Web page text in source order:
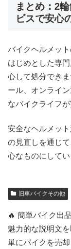
まとめ：2
ビスで安心
バイクヘルメッ
はじめとした専
心して処分でき
ール、オンライ
なバイクライフが
安全なヘルメッ
の見直しを通じ
心なものにしてい
旧車バイクその他
🔥 簡単バイク出
魅力的な説明文
単にバイクを売